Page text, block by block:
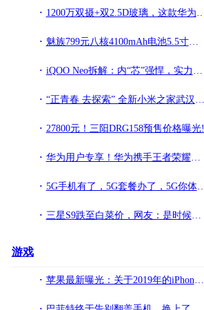
1200万双摄+双2.5D玻璃，这款华为手机已降至1599元!
魅族799元八核4100mAh电池5.5寸铝镁合金手机评测!
iQOO Neo拆解：内“芯”强悍，实力诠释中端手机典范!
“正青春 去探索” 全新小米之家武汉旗舰店 将黑科技落地展示!
27800元！三阳DRG158预售价格曝光!
华为用户专享！华为携手王者荣耀推出四大美女主题!
5G手机有了，5G套餐办了，5G你体验了吗？5G带火哪些应用!
三星S9跌至白菜价，网友：是时候做出选择了!
游戏
苹果最新曝光：关于2019年的iPhone新机，你想知道的都在这了！